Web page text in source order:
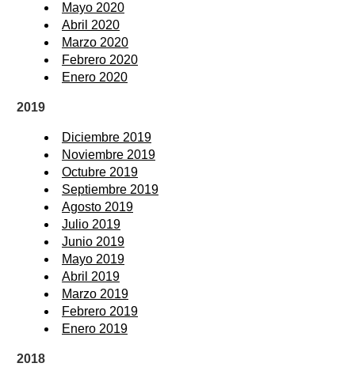
Mayo 2020
Abril 2020
Marzo 2020
Febrero 2020
Enero 2020
2019
Diciembre 2019
Noviembre 2019
Octubre 2019
Septiembre 2019
Agosto 2019
Julio 2019
Junio 2019
Mayo 2019
Abril 2019
Marzo 2019
Febrero 2019
Enero 2019
2018